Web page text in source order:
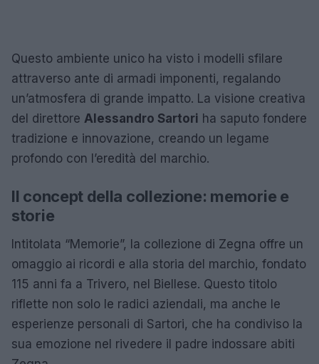
Questo ambiente unico ha visto i modelli sfilare
attraverso ante di armadi imponenti, regalando
un’atmosfera di grande impatto. La visione creativa
del direttore Alessandro Sartori ha saputo fondere
tradizione e innovazione, creando un legame
profondo con l’eredità del marchio.
Il concept della collezione: memorie e
storie
Intitolata “Memorie”, la collezione di Zegna offre un
omaggio ai ricordi e alla storia del marchio, fondato
115 anni fa a Trivero, nel Biellese. Questo titolo
riflette non solo le radici aziendali, ma anche le
esperienze personali di Sartori, che ha condiviso la
sua emozione nel rivedere il padre indossare abiti